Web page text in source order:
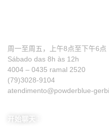
周一至周五，上午8点至下午6点
Sábado das 8h às 12h
4004 – 0435 ramal 2520
(79)3028-9104
atendimento@powderblue-
开始聊天